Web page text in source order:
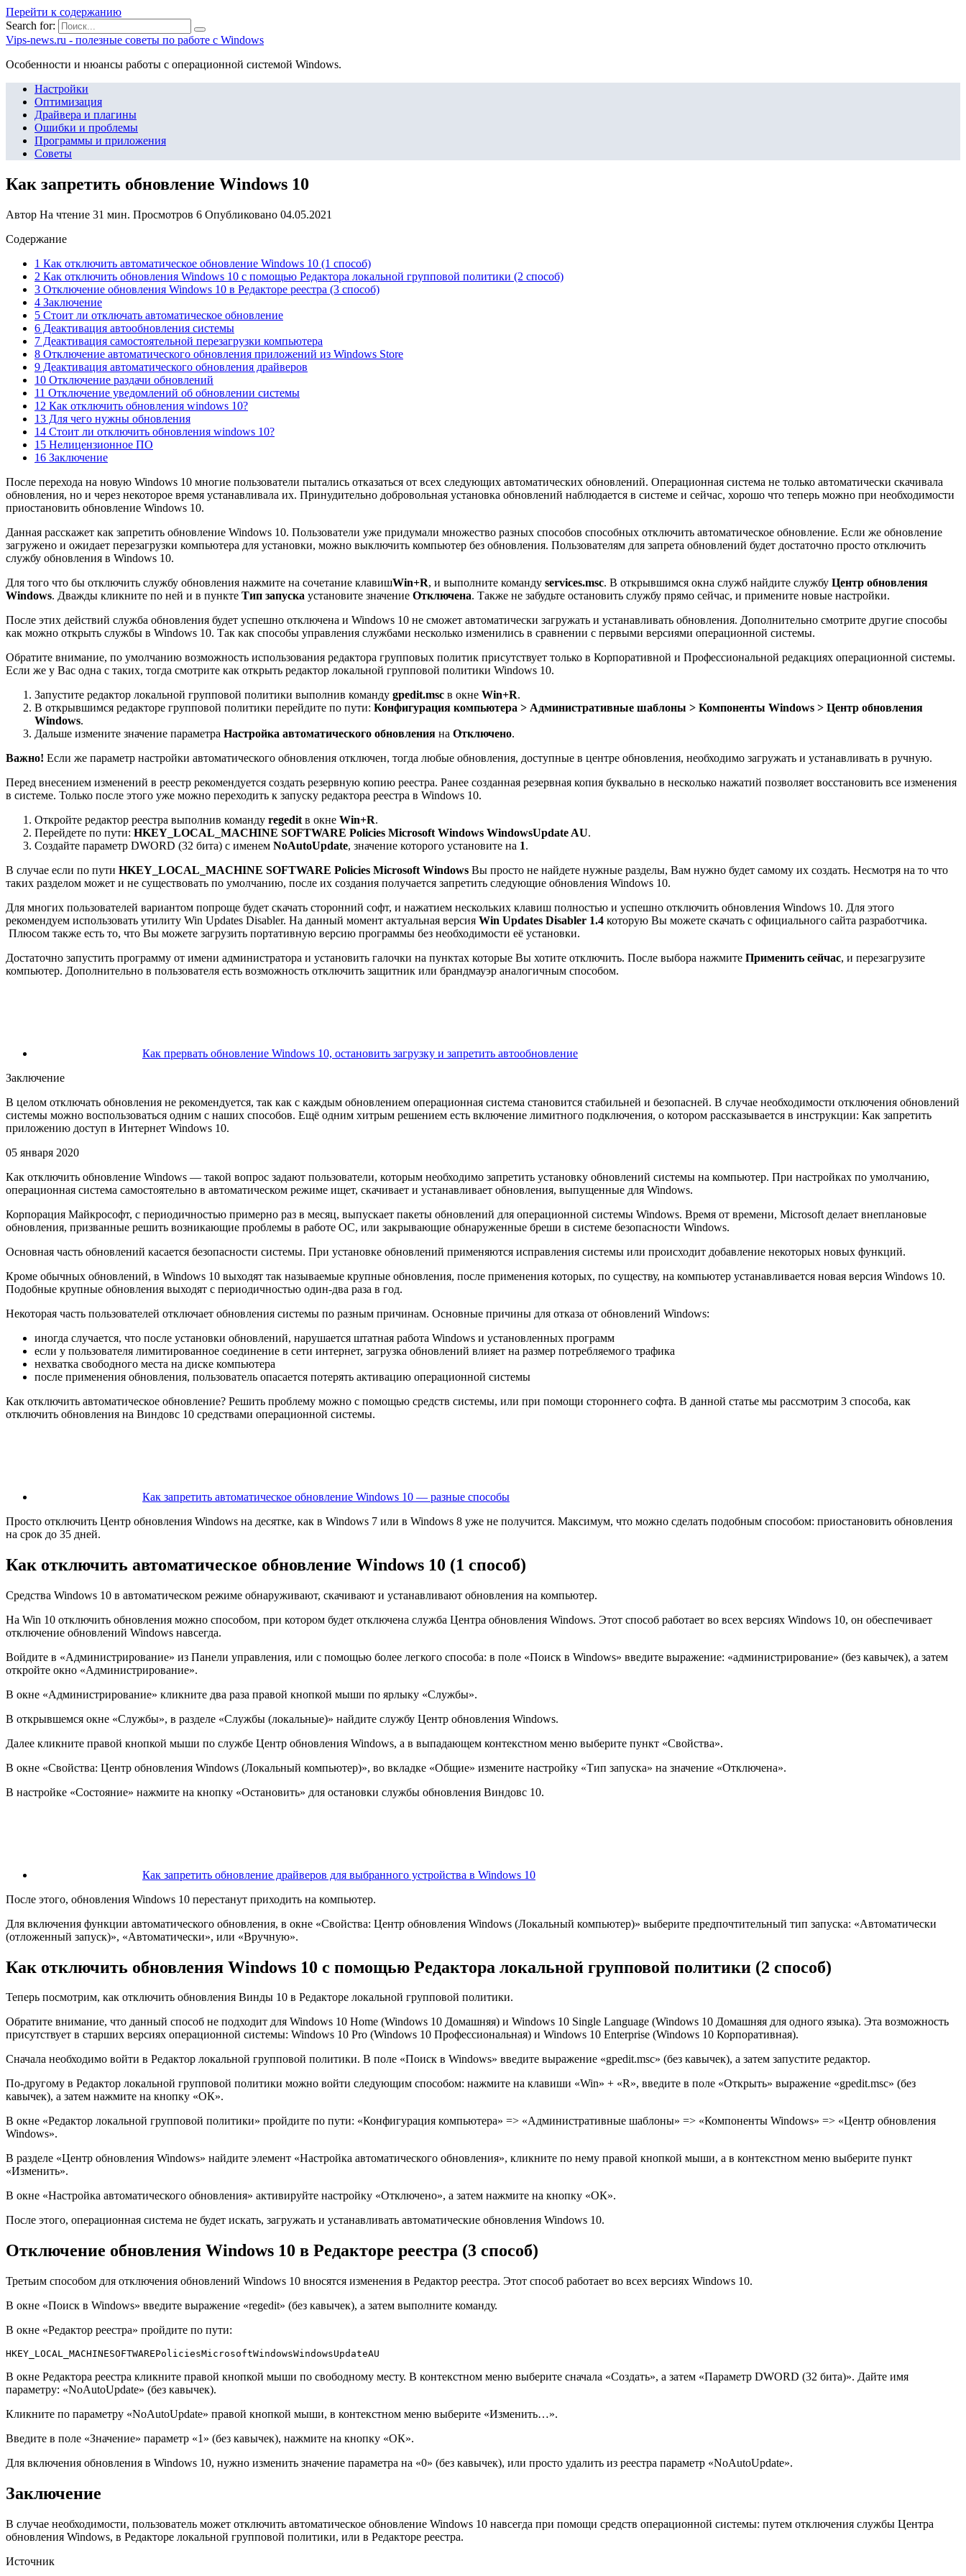
Перейти к содержанию
Search for:
Vips-news.ru - полезные советы по работе с Windows
Особенности и нюансы работы с операционной системой Windows.
Настройки
Оптимизация
Драйвера и плагины
Ошибки и проблемы
Программы и приложения
Советы
Как запретить обновление Windows 10
Автор На чтение 31 мин. Просмотров 6 Опубликовано 04.05.2021
Содержание
1 Как отключить автоматическое обновление Windows 10 (1 способ)
2 Как отключить обновления Windows 10 с помощью Редактора локальной групповой политики (2 способ)
3 Отключение обновления Windows 10 в Редакторе реестра (3 способ)
4 Заключение
5 Стоит ли отключать автоматическое обновление
6 Деактивация автообновления системы
7 Деактивация самостоятельной перезагрузки компьютера
8 Отключение автоматического обновления приложений из Windows Store
9 Деактивация автоматического обновления драйверов
10 Отключение раздачи обновлений
11 Отключение уведомлений об обновлении системы
12 Как отключить обновления windows 10?
13 Для чего нужны обновления
14 Стоит ли отключить обновления windows 10?
15 Нелицензионное ПО
16 Заключение
После перехода на новую Windows 10 многие пользователи пытались отказаться от всех следующих автоматических обновлений. Операционная система не только автоматически скачивала
обновления, но и через некоторое время устанавливала их. Принудительно добровольная установка обновлений наблюдается в системе и сейчас, хорошо что теперь можно при необходимости
приостановить обновление Windows 10.
Данная расскажет как запретить обновление Windows 10. Пользователи уже придумали множество разных способов способных отключить автоматическое обновление. Если же обновление
загружено и ожидает перезагрузки компьютера для установки, можно выключить компьютер без обновления. Пользователям для запрета обновлений будет достаточно просто отключить
службу обновления в Windows 10.
Для того что бы отключить службу обновления нажмите на сочетание клавишWin+R, и выполните команду services.msc. В открывшимся окна служб найдите службу Центр обновления
Windows. Дважды кликните по ней и в пункте Тип запуска установите значение Отключена. Также не забудьте остановить службу прямо сейчас, и примените новые настройки.
После этих действий служба обновления будет успешно отключена и Windows 10 не сможет автоматически загружать и устанавливать обновления. Дополнительно смотрите другие способы
как можно открыть службы в Windows 10. Так как способы управления службами несколько изменились в сравнении с первыми версиями операционной системы.
Обратите внимание, по умолчанию возможность использования редактора групповых политик присутствует только в Корпоративной и Профессиональной редакциях операционной системы.
Если же у Вас одна с таких, тогда смотрите как открыть редактор локальной групповой политики Windows 10.
Запустите редактор локальной групповой политики выполнив команду gpedit.msc в окне Win+R.
В открывшимся редакторе групповой политики перейдите по пути: Конфигурация компьютера > Административные шаблоны > Компоненты Windows > Центр обновления
Windows.
Дальше измените значение параметра Настройка автоматического обновления на Отключено.
Важно! Если же параметр настройки автоматического обновления отключен, тогда любые обновления, доступные в центре обновления, необходимо загружать и устанавливать в ручную.
Перед внесением изменений в реестр рекомендуется создать резервную копию реестра. Ранее созданная резервная копия буквально в несколько нажатий позволяет восстановить все изменения
в системе. Только после этого уже можно переходить к запуску редактора реестра в Windows 10.
Откройте редактор реестра выполнив команду regedit в окне Win+R.
Перейдете по пути: HKEY_LOCAL_MACHINE SOFTWARE Policies Microsoft Windows WindowsUpdate AU.
Создайте параметр DWORD (32 бита) с именем NoAutoUpdate, значение которого установите на 1.
В случае если по пути HKEY_LOCAL_MACHINE SOFTWARE Policies Microsoft Windows Вы просто не найдете нужные разделы, Вам нужно будет самому их создать. Несмотря на то что
таких разделом может и не существовать по умолчанию, после их создания получается запретить следующие обновления Windows 10.
Для многих пользователей вариантом попроще будет скачать сторонний софт, и нажатием нескольких клавиш полностью и успешно отключить обновления Windows 10. Для этого
рекомендуем использовать утилиту Win Updates Disabler. На данный момент актуальная версия Win Updates Disabler 1.4 которую Вы можете скачать с официального сайта разработчика.
Плюсом также есть то, что Вы можете загрузить портативную версию программы без необходимости её установки.
Достаточно запустить программу от имени администратора и установить галочки на пунктах которые Вы хотите отключить. После выбора нажмите Применить сейчас, и перезагрузите
компьютер. Дополнительно в пользователя есть возможность отключить защитник или брандмауэр аналогичным способом.
Как прервать обновление Windows 10, остановить загрузку и запретить автообновление
Заключение
В целом отключать обновления не рекомендуется, так как с каждым обновлением операционная система становится стабильней и безопасней. В случае необходимости отключения обновлений
системы можно воспользоваться одним с наших способов. Ещё одним хитрым решением есть включение лимитного подключения, о котором рассказывается в инструкции: Как запретить
приложению доступ в Интернет Windows 10.
05 января 2020
Как отключить обновление Windows — такой вопрос задают пользователи, которым необходимо запретить установку обновлений системы на компьютер. При настройках по умолчанию,
операционная система самостоятельно в автоматическом режиме ищет, скачивает и устанавливает обновления, выпущенные для Windows.
Корпорация Майкрософт, с периодичностью примерно раз в месяц, выпускает пакеты обновлений для операционной системы Windows. Время от времени, Microsoft делает внеплановые
обновления, призванные решить возникающие проблемы в работе ОС, или закрывающие обнаруженные бреши в системе безопасности Windows.
Основная часть обновлений касается безопасности системы. При установке обновлений применяются исправления системы или происходит добавление некоторых новых функций.
Кроме обычных обновлений, в Windows 10 выходят так называемые крупные обновления, после применения которых, по существу, на компьютер устанавливается новая версия Windows 10.
Подобные крупные обновления выходят с периодичностью один-два раза в год.
Некоторая часть пользователей отключает обновления системы по разным причинам. Основные причины для отказа от обновлений Windows:
иногда случается, что после установки обновлений, нарушается штатная работа Windows и установленных программ
если у пользователя лимитированное соединение в сети интернет, загрузка обновлений влияет на размер потребляемого трафика
нехватка свободного места на диске компьютера
после применения обновления, пользователь опасается потерять активацию операционной системы
Как отключить автоматическое обновление? Решить проблему можно с помощью средств системы, или при помощи стороннего софта. В данной статье мы рассмотрим 3 способа, как
отключить обновления на Виндовс 10 средствами операционной системы.
Как запретить автоматическое обновление Windows 10 — разные способы
Просто отключить Центр обновления Windows на десятке, как в Windows 7 или в Windows 8 уже не получится. Максимум, что можно сделать подобным способом: приостановить обновления
на срок до 35 дней.
Как отключить автоматическое обновление Windows 10 (1 способ)
Средства Windows 10 в автоматическом режиме обнаруживают, скачивают и устанавливают обновления на компьютер.
На Win 10 отключить обновления можно способом, при котором будет отключена служба Центра обновления Windows. Этот способ работает во всех версиях Windows 10, он обеспечивает
отключение обновлений Windows навсегда.
Войдите в «Администрирование» из Панели управления, или с помощью более легкого способа: в поле «Поиск в Windows» введите выражение: «администрирование» (без кавычек), а затем
откройте окно «Администрирование».
В окне «Администрирование» кликните два раза правой кнопкой мыши по ярлыку «Службы».
В открывшемся окне «Службы», в разделе «Службы (локальные)» найдите службу Центр обновления Windows.
Далее кликните правой кнопкой мыши по службе Центр обновления Windows, а в выпадающем контекстном меню выберите пункт «Свойства».
В окне «Свойства: Центр обновления Windows (Локальный компьютер)», во вкладке «Общие» измените настройку «Тип запуска» на значение «Отключена».
В настройке «Состояние» нажмите на кнопку «Остановить» для остановки службы обновления Виндовс 10.
Как запретить обновление драйверов для выбранного устройства в Windows 10
После этого, обновления Windows 10 перестанут приходить на компьютер.
Для включения функции автоматического обновления, в окне «Свойства: Центр обновления Windows (Локальный компьютер)» выберите предпочтительный тип запуска: «Автоматически
(отложенный запуск)», «Автоматически», или «Вручную».
Как отключить обновления Windows 10 с помощью Редактора локальной групповой политики (2 способ)
Теперь посмотрим, как отключить обновления Винды 10 в Редакторе локальной групповой политики.
Обратите внимание, что данный способ не подходит для Windows 10 Home (Windows 10 Домашняя) и Windows 10 Single Language (Windows 10 Домашняя для одного языка). Эта возможность
присутствует в старших версиях операционной системы: Windows 10 Pro (Windows 10 Профессиональная) и Windows 10 Enterprise (Windows 10 Корпоративная).
Сначала необходимо войти в Редактор локальной групповой политики. В поле «Поиск в Windows» введите выражение «gpedit.msc» (без кавычек), а затем запустите редактор.
По-другому в Редактор локальной групповой политики можно войти следующим способом: нажмите на клавиши «Win» + «R», введите в поле «Открыть» выражение «gpedit.msc» (без
кавычек), а затем нажмите на кнопку «ОК».
В окне «Редактор локальной групповой политики» пройдите по пути: «Конфигурация компьютера» => «Административные шаблоны» => «Компоненты Windows» => «Центр обновления
Windows».
В разделе «Центр обновления Windows» найдите элемент «Настройка автоматического обновления», кликните по нему правой кнопкой мыши, а в контекстном меню выберите пункт
«Изменить».
В окне «Настройка автоматического обновления» активируйте настройку «Отключено», а затем нажмите на кнопку «ОК».
После этого, операционная система не будет искать, загружать и устанавливать автоматические обновления Windows 10.
Отключение обновления Windows 10 в Редакторе реестра (3 способ)
Третьим способом для отключения обновлений Windows 10 вносятся изменения в Редактор реестра. Этот способ работает во всех версиях Windows 10.
В окне «Поиск в Windows» введите выражение «regedit» (без кавычек), а затем выполните команду.
В окне «Редактор реестра» пройдите по пути:
HKEY_LOCAL_MACHINESOFTWAREPoliciesMicrosoftWindowsWindowsUpdateAU
В окне Редактора реестра кликните правой кнопкой мыши по свободному месту. В контекстном меню выберите сначала «Создать», а затем «Параметр DWORD (32 бита)». Дайте имя
параметру: «NoAutoUpdate» (без кавычек).
Кликните по параметру «NoAutoUpdate» правой кнопкой мыши, в контекстном меню выберите «Изменить…».
Введите в поле «Значение» параметр «1» (без кавычек), нажмите на кнопку «ОК».
Для включения обновления в Windows 10, нужно изменить значение параметра на «0» (без кавычек), или просто удалить из реестра параметр «NoAutoUpdate».
Заключение
В случае необходимости, пользователь может отключить автоматическое обновление Windows 10 навсегда при помощи средств операционной системы: путем отключения службы Центра
обновления Windows, в Редакторе локальной групповой политики, или в Редакторе реестра.
Источник